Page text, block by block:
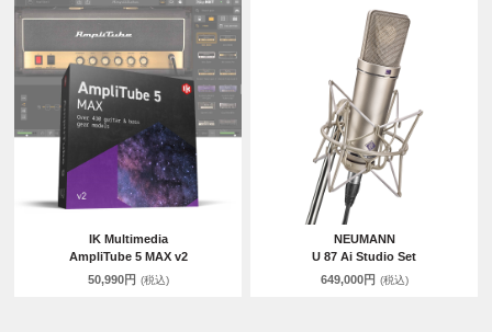
IK Multimedia
AmpliTube 5 MAX v2
50,990円 (税込)
NEUMANN
U 87 Ai Studio Set
649,000円 (税込)